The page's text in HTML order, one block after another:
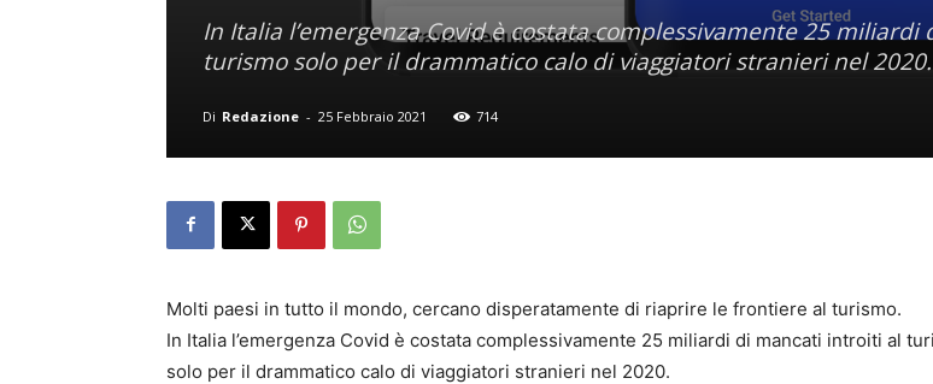
In Italia l’emergenza Covid è costata complessivamente 25
turismo solo per il drammatico calo di viaggiatori stranieri nel 2020.
Di Redazione - 25 Febbraio 2021 714
Molti paesi in tutto il mondo, cercano disperatamente di riaprire le frontiere al turismo.
In Italia l’emergenza Covid è costata complessivamente 25 miliardi di mancati introiti al
solo per il drammatico calo di viaggiatori stranieri nel 2020.